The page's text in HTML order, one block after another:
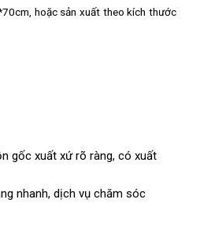
hoặc sản xuất theo kích thước
gốc xuất xứ rõ ràng, có xuất
nhanh, dịch vụ chăm sóc